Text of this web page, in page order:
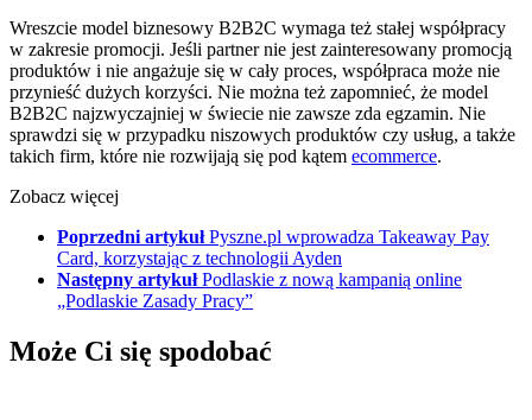
Wreszcie model biznesowy B2B2C wymaga też stałej współpracy
w zakresie promocji. Jeśli partner nie jest zainteresowany promocją
produktów i nie angażuje się w cały proces, współpraca może nie
przynieść dużych korzyści. Nie można też zapomnieć, że model
B2B2C najzwyczajniej w świecie nie zawsze zda egzamin. Nie
sprawdzi się w przypadku niszowych produktów czy usług, a także
takich firm, które nie rozwijają się pod kątem ecommerce.
Zobacz więcej
Poprzedni artykuł Pyszne.pl wprowadza Takeaway Pay
Card, korzystając z technologii Ayden
Następny artykuł Podlaskie z nową kampanią online
„Podlaskie Zasady Pracy”
Może Ci się spodobać